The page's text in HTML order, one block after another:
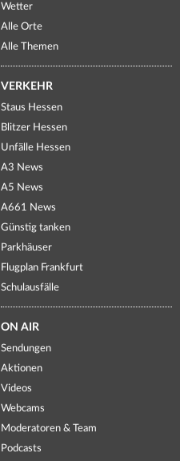
Wetter
Alle Orte
Alle Themen
VERKEHR
Staus Hessen
Blitzer Hessen
Unfälle Hessen
A3 News
A5 News
A661 News
Günstig tanken
Parkhäuser
Flugplan Frankfurt
Schulausfälle
ON AIR
Sendungen
Aktionen
Videos
Webcams
Moderatoren & Team
Podcasts